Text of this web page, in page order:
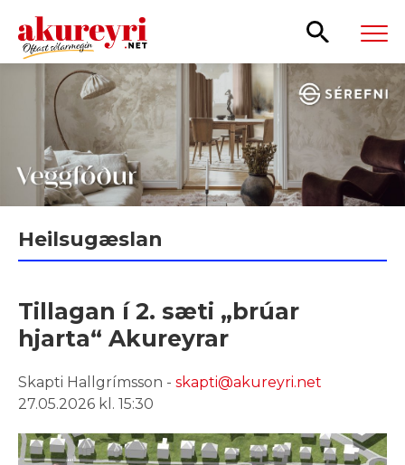
Leita
Heilsugæslan
Tillagan í 2. sæti „brúar
hjarta“ Akureyrar
Skapti Hallgrímsson - skapti@akureyri.net
27.05.2026 kl. 15:30